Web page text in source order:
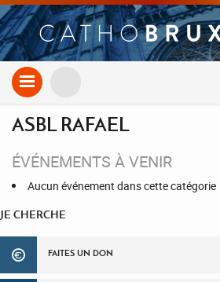
Aller
au
ASBL RAFAEL
ÉVÉNEMENTS À VENIR
Aucun événement dans cette catégorie
JE CHERCHE
FAITES UN DON